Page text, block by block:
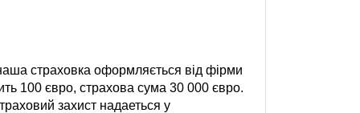
страховка оформляється від фірми
100 євро, страхова сума 30 000 євро.
захист надаеться у